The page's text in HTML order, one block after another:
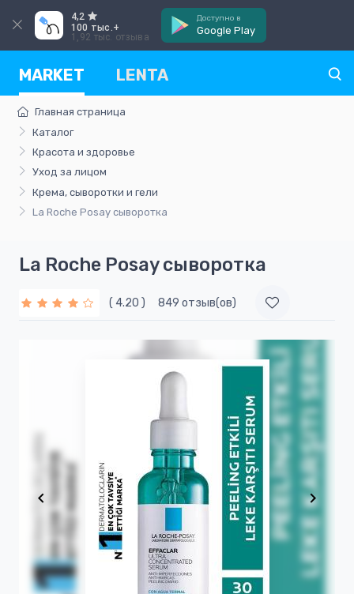
4,2
100 тыс.+
1,92 тыс. отзыва
Доступно в
Google Play
MARKET LENTA
Главная страница
Каталог
Красота и здоровье
Уход за лицом
Крема, сыворотки и гели
La Roche Posay сыворотка
La Roche Posay сыворотка
( 4.20 ) 849 отзыв(ов)